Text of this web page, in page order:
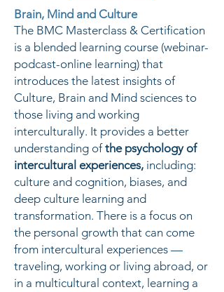
Brain, Mind and Culture
The BMC Masterclass & Certification
is a blended learning course (webinar-
podcast-online learning) that
introduces the latest insights of
Culture, Brain and Mind sciences to
those living and working
interculturally. It provides a better
understanding ofthe psychology of
intercultural experiences, including:
culture and cognition, biases, and
deep culture learning and
transformation. There is a focus on
the personal growth that can come
from intercultural experiences —
traveling, working or living abroad, or
in a multicultural context, learning a